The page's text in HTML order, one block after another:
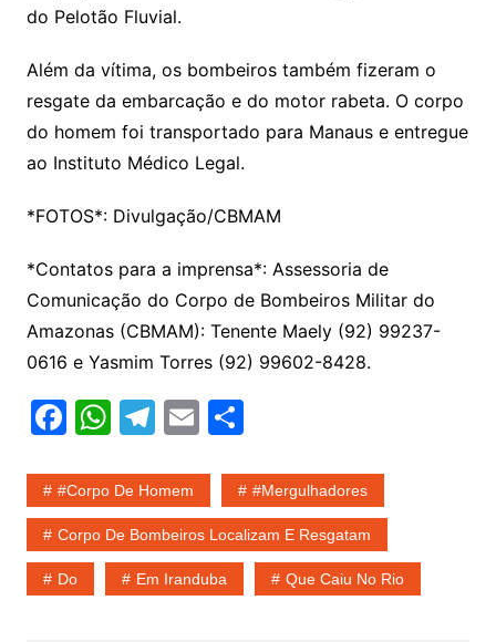
do Pelotão Fluvial.
Além da vítima, os bombeiros também fizeram o
resgate da embarcação e do motor rabeta. O corpo
do homem foi transportado para Manaus e entregue
ao Instituto Médico Legal.
*FOTOS*: Divulgação/CBMAM
*Contatos para a imprensa*: Assessoria de
Comunicação do Corpo de Bombeiros Militar do
Amazonas (CBMAM): Tenente Maely (92) 99237-
0616 e Yasmim Torres (92) 99602-8428.
F
c
e
b
o
W
at
s
A
p
T
e
gr
a
m
E
ai
l
S
ar
e
#Corpo De Homem #Mergulhadores
Corpo De Bombeiros Localizam E Resgatam
Do Em Iranduba Que Caiu No Rio